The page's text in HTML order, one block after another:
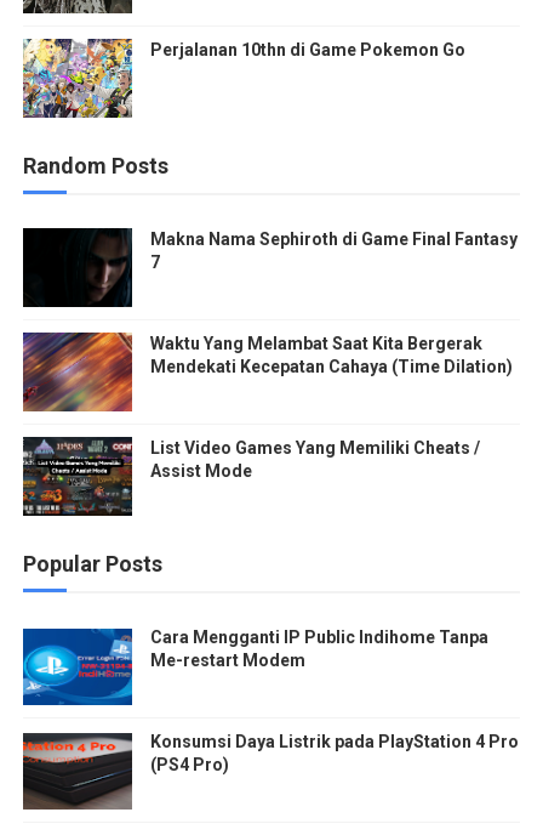
Perjalanan 10thn di Game Pokemon Go
Random Posts
Makna Nama Sephiroth di Game Final Fantasy
7
Waktu Yang Melambat Saat Kita Bergerak
Mendekati Kecepatan Cahaya (Time Dilation)
List Video Games Yang Memiliki Cheats /
Assist Mode
Popular Posts
Cara Mengganti IP Public Indihome Tanpa
Me-restart Modem
Konsumsi Daya Listrik pada PlayStation 4 Pro
(PS4 Pro)